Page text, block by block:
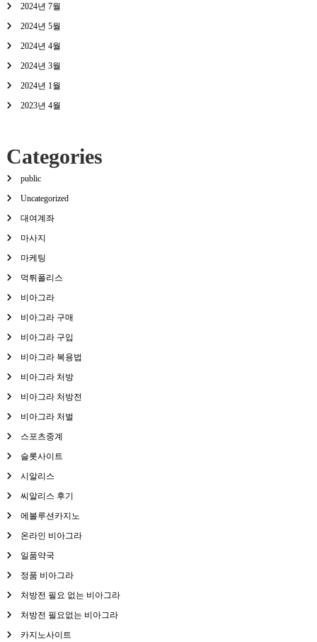
2024년 7월
2024년 5월
2024년 4월
2024년 3월
2024년 1월
2023년 4월
Categories
public
Uncategorized
대여계좌
마사지
마케팅
먹튀폴리스
비아그라
비아그라 구매
비아그라 구입
비아그라 복용법
비아그라 처방
비아그라 처방전
비아그라 처벌
스포츠중계
슬롯사이트
시알리스
씨알리스 후기
에볼루션카지노
온라인 비아그라
일품약국
정품 비아그라
처방전 필요 없는 비아그라
처방전 필요없는 비아그라
카지노사이트